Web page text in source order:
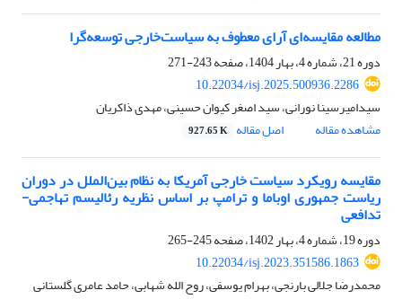
مطالعه مقایسه‌ای آرای معطوف به سیاست‌خارجی توسعه‌گرا
دوره 21، شماره 4، بهار 1404، صفحه
243-271
10.22034/isj.2025.500936.2286
سیدامیرسینا نورانی، سید اصغر کیوان حسینی، مهدی ذاکریان
مشاهده مقاله
اصل مقاله 927.65 K
مقایسه رویکرد سیاست خارجی آمریکا به نظام بین‌الملل در دوران
ریاست جمهوری اوباما و ترامپ بر اساس نظریه رئالیسم تهاجمی-
تدافعی
دوره 19، شماره 4، بهار 1402، صفحه
245-265
10.22034/isj.2023.351586.1863
محمدرضا جلالی بارنجی، بهرام یوسفی، روح الله شهابی، حامد عامری گلستانی